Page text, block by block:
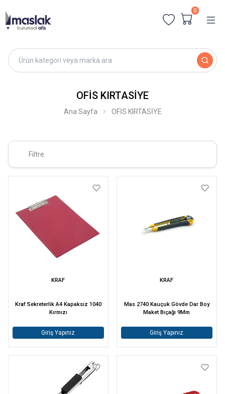
0
OFİS KIRTASİYE
Ana Sayfa OFİS KIRTASİYE
Filtre
KRAF
Kraf Sekreterlik A4 Kapaksız 1040
Kırmızı
Giriş Yapınız
KRAF
Mas 2740 Kauçuk Gövde Dar Boy
Maket Bıçağı 9Mm
Giriş Yapınız